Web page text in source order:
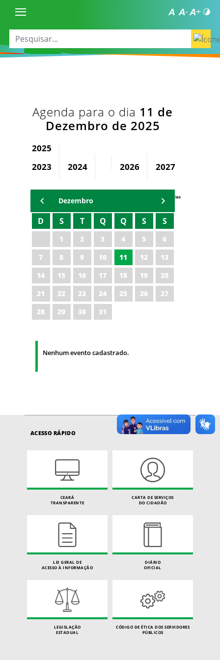
Agenda para o dia 11 de
Dezembro de 2025
2025
2023
2024 2026 2027
Agenda Secretárias
Dezembro
D S T Q Q S S
1 2 3 4 5
6
7
8 9 10 11 12
13
14
15 16 17 18 19
20
21
22 23 24 25 26
27
28
29 30 31
Nenhum evento cadastrado.
ACESSO RÁPIDO
CEARÁ
TRANSPARENTE
CARTA DE SERVIÇOS
DO CIDADÃO
LEI GERAL DE
ACESSO À INFORMAÇÃO
DIÁRIO
OFICIAL
LEGISLAÇÃO
ESTADUAL
CÓDIGO DE ÉTICA DOS SERVIDORES
PÚBLICOS